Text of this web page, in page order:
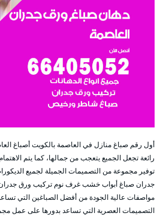
أول رقم صباغ منازل في العاصمة بالكويت أصباغ
رائعة تجعل الجميع يتعجب من جمالها، كما يتم
توفير مجموعة من التصميمات الجميلة لجميع
جدران صباغ أبواب خشب غرف نوم تركيب ورق جدران
مواصفات عالية الجودة من أفضل الصباغين التي
التصميمات العصرية التي تساعد بدورها على عمل